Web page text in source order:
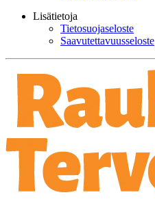
Lisätietoja
Tietosuojaseloste
Saavutettavuusseloste